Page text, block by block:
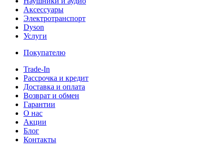
Аксессуары
Электротранспорт
Dyson
Услуги
Покупателю
Trade-In
Рассрочка и кредит
Доставка и оплата
Возврат и обмен
Гарантии
О нас
Акции
Блог
Контакты